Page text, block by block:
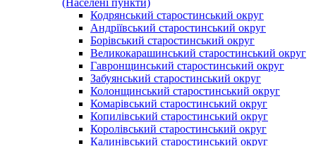
(Населені пункти)
Кодрянський старостинський округ
Андріївський старостинський округ
Борівський старостинський округ
Великокарашинський старостинський округ
Гавронщинський старостинський округ
Забуянський старостинський округ
Колонщинський старостинський округ
Комарівський старостинський округ
Копилівський старостинський округ
Королівський старостинський округ
Калинівський старостинський округ